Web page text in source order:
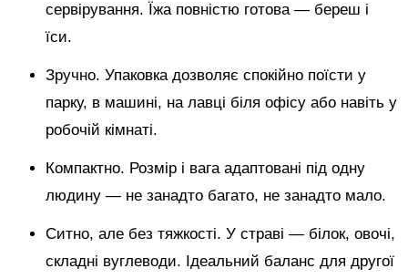
сервірування. Їжа повністю готова — береш і
їси.
Зручно. Упаковка дозволяє спокійно поїсти у
парку, в машині, на лавці біля офісу або навіть у
робочій кімнаті.
Компактно. Розмір і вага адаптовані під одну
людину — не занадто багато, не занадто мало.
Ситно, але без тяжкості. У страві — білок, овочі,
складні вуглеводи. Ідеальний баланс для другої